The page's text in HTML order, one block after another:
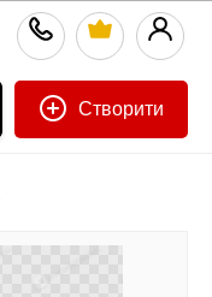
Створити